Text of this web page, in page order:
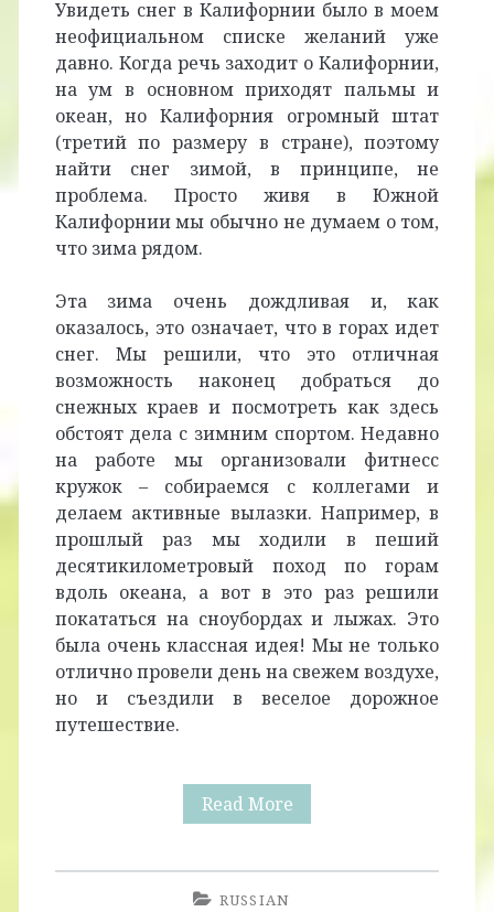
Увидеть снег в Калифорнии было в моем
неофициальном списке желаний уже
давно. Когда речь заходит о Калифорнии,
на ум в основном приходят пальмы и
океан, но Калифорния огромный штат
(третий по размеру в стране), поэтому
найти снег зимой, в принципе, не
проблема. Просто живя в Южной
Калифорнии мы обычно не думаем о том,
что зима рядом.
Эта зима очень дождливая и, как
оказалось, это означает, что в горах идет
снег. Мы решили, что это отличная
возможность наконец добраться до
снежных краев и посмотреть как здесь
обстоят дела с зимним спортом. Недавно
на работе мы организовали фитнесс
кружок – собираемся с коллегами и
делаем активные вылазки. Например, в
прошлый раз мы ходили в пеший
десятикилометровый поход по горам
вдоль океана, а вот в это раз решили
покататься на сноубордах и лыжах. Это
была очень классная идея! Мы не только
отлично провели день на свежем воздухе,
но и съездили в веселое дорожное
путешествие.
Read MoreСнег
RUSSIAN